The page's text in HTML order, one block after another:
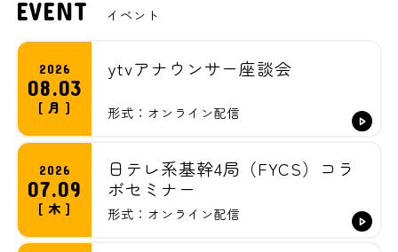
インターン(報道コース)(技術ICTコース)の開催
日程を更新しました！
2026.06.22
インターン（制作コース）（報道コース）（技
術ICTコース後期）募集を開始しました！
2026.06.22
2026年度入社 新入社員紹介ページ第1弾を更新し
ました！
EVENT イベント
2026
08.03
[ 月 ]
ytvアナウンサー座談会
形式：オンライン配信
2026
07.09
[ 木 ]
日テレ系基幹4局（FYCS）コラ
ボセミナー
形式：オンライン配信